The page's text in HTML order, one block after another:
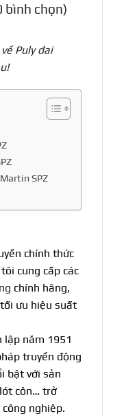
bình chọn)
Puly đai
SPZ
chính thức
cung cấp các
chính hãng,
ưu hiệu suất
lập năm 1951
truyền động
bật với sản
lót côn… trở
nghiệp.